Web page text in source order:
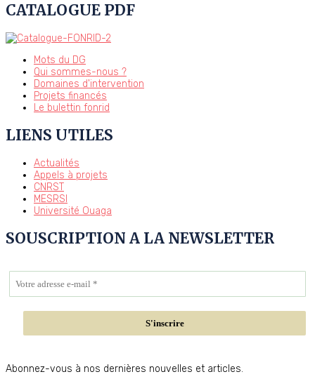
CATALOGUE PDF
Mots du DG
Qui sommes-nous ?
Domaines d'intervention
Projets financés
Le bulettin fonrid
LIENS UTILES
Actualités
Appels à projets
CNRST
MESRSI
Université Ouaga
SOUSCRIPTION A LA NEWSLETTER
Abonnez-vous à nos dernières nouvelles et articles.